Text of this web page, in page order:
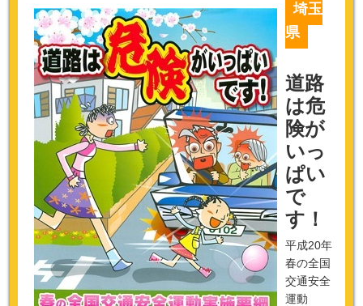
埼玉
県
道路
は危
険が
いっ
ぱい
で
す！
平成20年
春の全国
交通安全
運動